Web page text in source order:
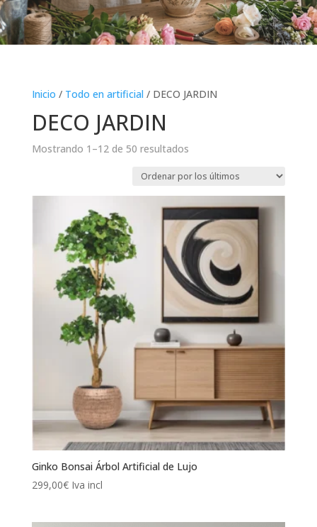
Inicio / Todo en artificial / DECO JARDIN
DECO JARDIN
Mostrando 1–12 de 50 resultadosOrdenado
los
últimos
Ginko Bonsai Árbol Artificial de Lujo
299,00€ Iva incl